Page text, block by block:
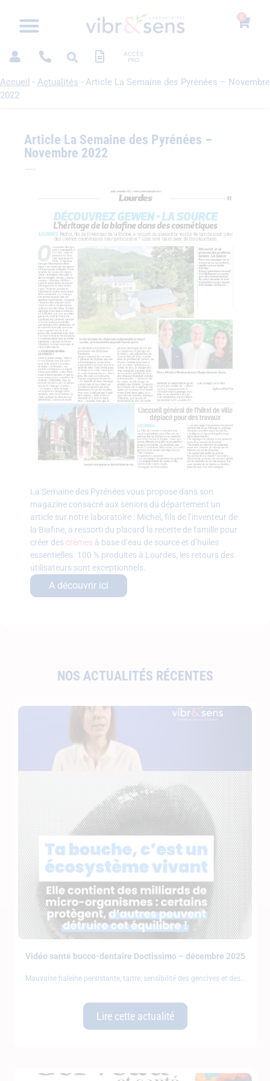
ACCÈS
PRO
0
Accueil - Actualités - Article La Semaine des Pyrénées – Novembre
2022
Article La Semaine des Pyrénées –
Novembre 2022
La Semaine des Pyrénées vous propose dans son
magazine consacré aux seniors du département un
article sur notre laboratoire : Michel, fils de l’inventeur de
la Biafine, a ressorti du placard la recette de famille pour
créer des crèmes à base d’eau de source et d’huiles
essentielles. 100 % produites à Lourdes, les retours des
utilisateurs sont exceptionnels.
A découvrir ici
NOS ACTUALITÉS RÉCENTES
Vidéo santé bucco-dentaire Doctissimo – décembre 2025
Mauvaise haleine persistante, tartre, sensibilité des gencives et des
Lire cette actualité